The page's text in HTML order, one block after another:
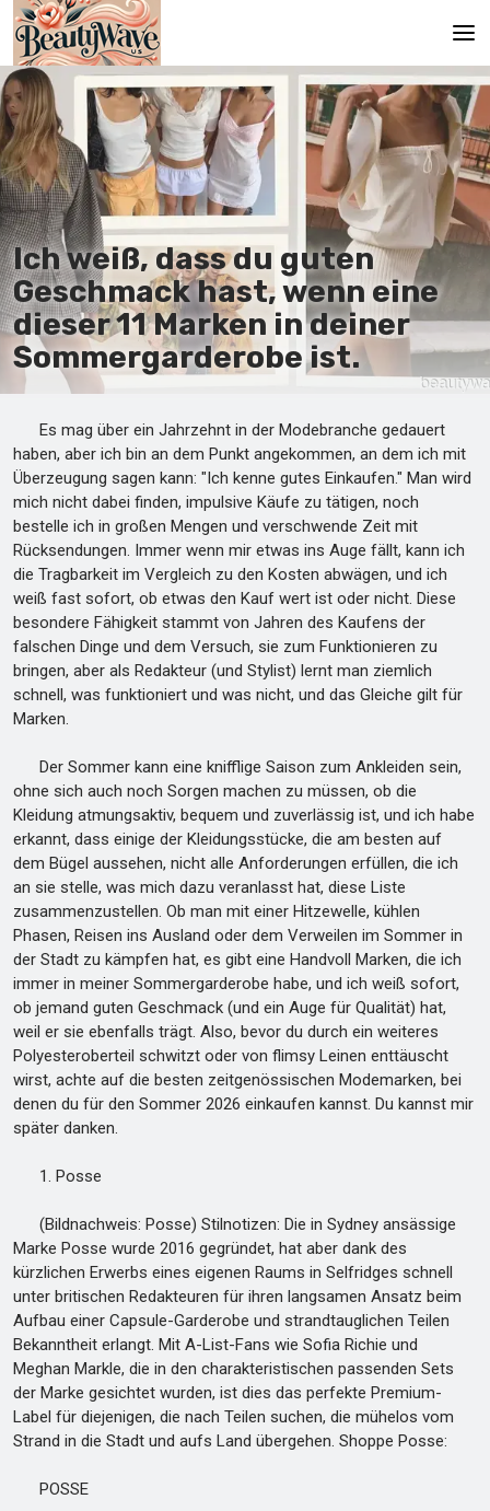
Hauptseite
En
Es
Ru
It
De
Ich weiß, dass du guten
Geschmack hast, wenn eine
dieser 11 Marken in deiner
Sommergarderobe ist.
Es mag über ein Jahrzehnt in der Modebranche gedauert
haben, aber ich bin an dem Punkt angekommen, an dem ich mit
Überzeugung sagen kann: "Ich kenne gutes Einkaufen." Man wird
mich nicht dabei finden, impulsive Käufe zu tätigen, noch
bestelle ich in großen Mengen und verschwende Zeit mit
Rücksendungen. Immer wenn mir etwas ins Auge fällt, kann ich
die Tragbarkeit im Vergleich zu den Kosten abwägen, und ich
weiß fast sofort, ob etwas den Kauf wert ist oder nicht. Diese
besondere Fähigkeit stammt von Jahren des Kaufens der
falschen Dinge und dem Versuch, sie zum Funktionieren zu
bringen, aber als Redakteur (und Stylist) lernt man ziemlich
schnell, was funktioniert und was nicht, und das Gleiche gilt für
Marken.
Der Sommer kann eine knifflige Saison zum Ankleiden sein,
ohne sich auch noch Sorgen machen zu müssen, ob die
Kleidung atmungsaktiv, bequem und zuverlässig ist, und ich habe
erkannt, dass einige der Kleidungsstücke, die am besten auf
dem Bügel aussehen, nicht alle Anforderungen erfüllen, die ich
an sie stelle, was mich dazu veranlasst hat, diese Liste
zusammenzustellen. Ob man mit einer Hitzewelle, kühlen
Phasen, Reisen ins Ausland oder dem Verweilen im Sommer in
der Stadt zu kämpfen hat, es gibt eine Handvoll Marken, die ich
immer in meiner Sommergarderobe habe, und ich weiß sofort,
ob jemand guten Geschmack (und ein Auge für Qualität) hat,
weil er sie ebenfalls trägt. Also, bevor du durch ein weiteres
Polyesteroberteil schwitzt oder von flimsy Leinen enttäuscht
wirst, achte auf die besten zeitgenössischen Modemarken, bei
denen du für den Sommer 2026 einkaufen kannst. Du kannst mir
später danken.
1. Posse
(Bildnachweis: Posse) Stilnotizen: Die in Sydney ansässige
Marke Posse wurde 2016 gegründet, hat aber dank des
kürzlichen Erwerbs eines eigenen Raums in Selfridges schnell
unter britischen Redakteuren für ihren langsamen Ansatz beim
Aufbau einer Capsule-Garderobe und strandtauglichen Teilen
Bekanntheit erlangt. Mit A-List-Fans wie Sofia Richie und
Meghan Markle, die in den charakteristischen passenden Sets
der Marke gesichtet wurden, ist dies das perfekte Premium-
Label für diejenigen, die nach Teilen suchen, die mühelos vom
Strand in die Stadt und aufs Land übergehen. Shoppe Posse:
POSSE